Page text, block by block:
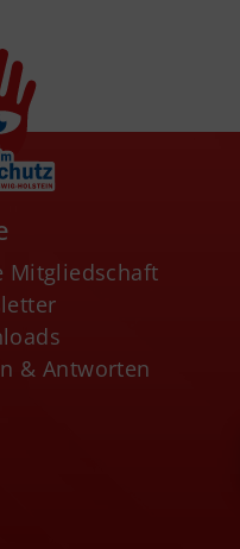
Mitgliedschaft
& Antworten